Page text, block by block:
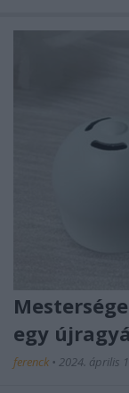
egy
ferenck • 2024. április